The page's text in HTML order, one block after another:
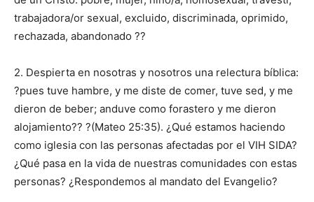
trabajadora/or sexual, excluido, discriminada, oprimido,
rechazada, abandonado ??
2. Despierta en nosotras y nosotros una relectura bíblica:
?pues tuve hambre, y me diste de comer, tuve sed, y me
dieron de beber; anduve como forastero y me dieron
alojamiento?? ?(Mateo 25:35). ¿Qué estamos haciendo
como iglesia con las personas afectadas por el VIH SIDA?
¿Qué pasa en la vida de nuestras comunidades con estas
personas? ¿Respondemos al mandato del Evangelio?